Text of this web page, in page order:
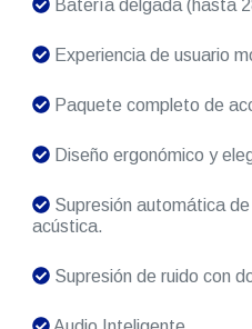
Batería delgada (hasta
Experiencia de usuario
Paquete completo de
Diseño ergonómico y
Supresión automática
acústica.
Supresión de ruido con